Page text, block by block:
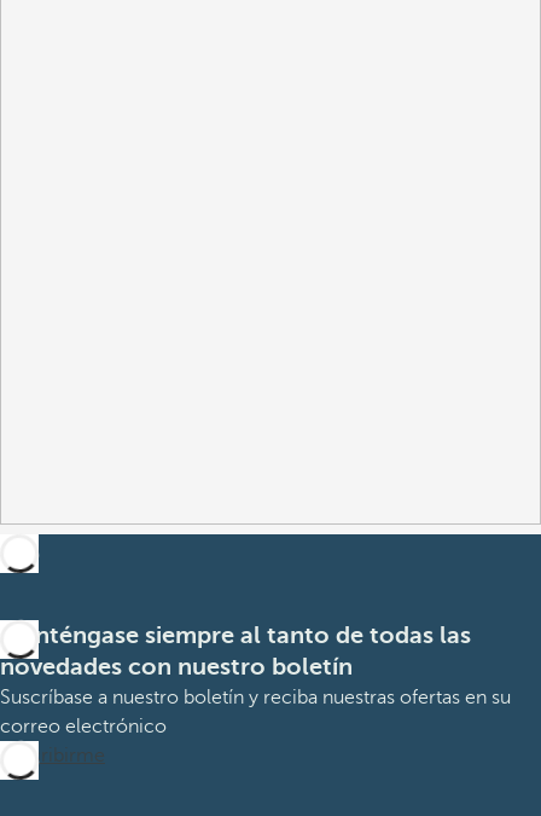
Manténgase siempre al tanto de todas las
novedades con nuestro boletín
Suscríbase a nuestro boletín y reciba nuestras ofertas en su
correo electrónico
Suscribirme